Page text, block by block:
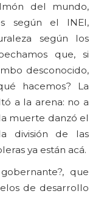
del mundo,
según el INEI,
según los
que, si
desconocido,
hacemos? La
a la arena: no a
muerte danzó el
división de las
ya están acá.
que
de desarrollo